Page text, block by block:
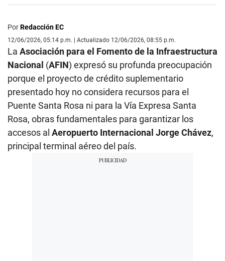
PorRedacción EC
12/06/2026, 05:14 p.m. | Actualizado 12/06/2026, 08:55 p.m.
La Asociación para el Fomento de la Infraestructura
Nacional (AFIN) expresó su profunda preocupación
porque el proyecto de crédito suplementario
presentado hoy no considera recursos para el
Puente Santa Rosa ni para la Vía Expresa Santa
Rosa, obras fundamentales para garantizar los
accesos al Aeropuerto Internacional Jorge Chávez,
principal terminal aéreo del país.